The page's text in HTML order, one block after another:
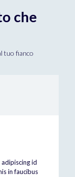
che
tuo fianco
id
in faucibus